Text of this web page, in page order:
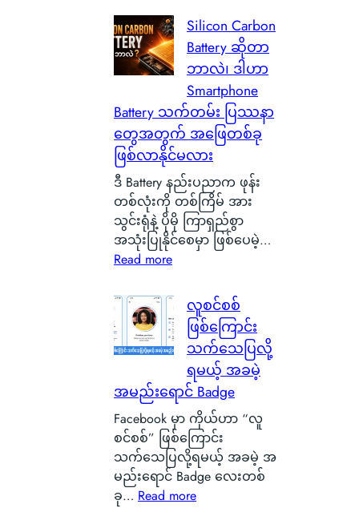
ကေ
ာ့
တ
လ
နို
င်
ငံ
G
l
a
s
g
o
မြို့
ရဲ့
ကေ
း
က
င်
ပေ
ါ်
မှ
Silicon Carbon
Battery ဆိုတာ
ဘာလဲ၊ ဒါဟာ
Smartphone
Battery သက်တမ်း ပြဿနာ
တွေအတွက် အဖြေတစ်ခု
ဖြစ်လာနိုင်မလား
ဒီ Battery နည်းပညာက ဖုန်း
တစ်လုံးကို တစ်ကြိမ် အား
သွင်းရုံနဲ့ ပိုမို ကြာရှည်စွာ
အသုံးပြုနိုင်စေမှာ ဖြစ်ပေမဲ့…
Read more:
i
l
i
c
n
C
a
r
b
o
လူစင်စစ်
ဖြစ်ကြောင်း
သက်သေပြလို့
ရမယ့် အခမဲ့
အမည်းရောင် Badge
Facebook မှာ ကိုယ်ဟာ “လူ
စင်စစ်” ဖြစ်ကြောင်း
သက်သေပြလို့ရမယ့် အခမဲ့ အ
မည်းရောင် Badge လေးတစ်
ခု… Read more: